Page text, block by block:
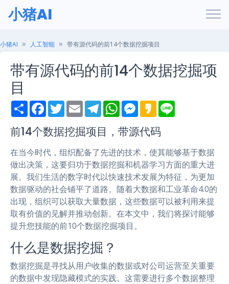
小猪AI
小猪AI 人工智能 带有源代码的前14个数据挖掘项目
带有源代码的前14个数据挖掘项
目
S
h
r
e
F
a
e
b
o
T
w
t
t
r
E
m
i
l
T
e
e
g
a
m
W
h
t
s
p
p
M
e
s
e
g
e
r
K
a
a
o
前14个数据挖掘项目，带源代码
在当今时代，组织配备了先进的技术，使其能够基于数据
做出决策，这要归功于数据挖掘和机器学习方面的重大进
展。我们生活的数字时代以快速技术发展为特征，为更加
数据驱动的社会铺平了道路。随着大数据和工业革命4.0的
出现，组织可以获取大量数据，这些数据可以被利用来提
取有价值的见解并推动创新。在本文中，我们将探讨能够
提升您技能的前10个数据挖掘项目。
什么是数据挖掘？
数据挖掘是寻找从用户收集的数据或对公司运营至关重要
的数据中发现隐藏模式的实践。这需要进行多个数据整理